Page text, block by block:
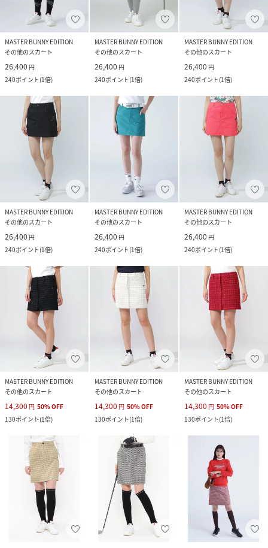
MASTER BUNNY EDITION
その他のスカート
26,400 円
240ポイント(1倍)
MASTER BUNNY EDITION
その他のスカート
26,400 円
240ポイント(1倍)
MASTER BUNNY EDITION
その他のスカート
26,400 円
240ポイント(1倍)
MASTER BUNNY EDITION
その他のスカート
26,400 円
240ポイント(1倍)
MASTER BUNNY EDITION
その他のスカート
26,400 円
240ポイント(1倍)
MASTER BUNNY EDITION
その他のスカート
26,400 円
240ポイント(1倍)
MASTER BUNNY EDITION
その他のスカート
14,300 円 50%OFF
130ポイント(1倍)
MASTER BUNNY EDITION
その他のスカート
14,300 円 50%OFF
130ポイント(1倍)
MASTER BUNNY EDITION
その他のスカート
14,300 円 50%OFF
130ポイント(1倍)